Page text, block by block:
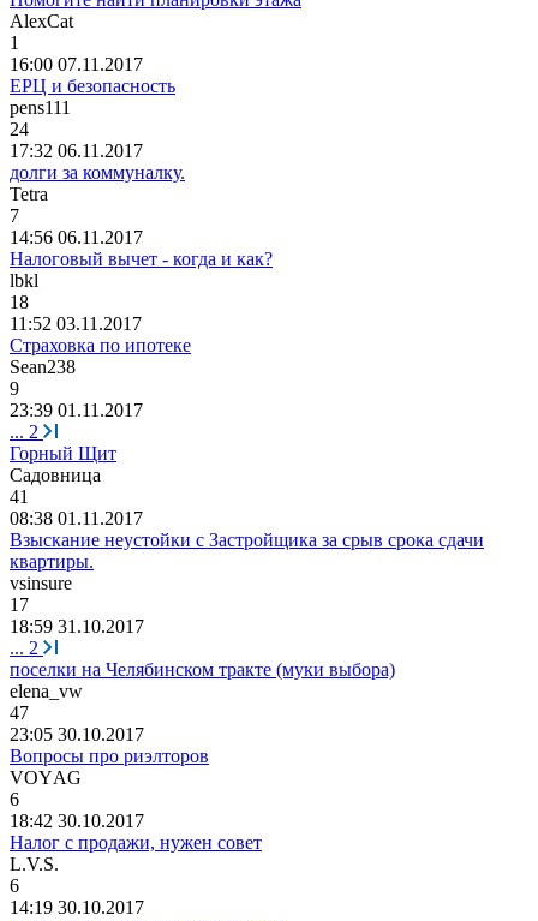
AlexCat
1
16:00 07.11.2017
ЕРЦ и безопасность
pens111
24
17:32 06.11.2017
долги за коммуналку.
Tetra
7
14:56 06.11.2017
Налоговый вычет - когда и как?
lbkl
18
11:52 03.11.2017
Страховка по ипотеке
Sean238
9
23:39 01.11.2017
... 2
Горный Щит
Садовница
41
08:38 01.11.2017
Взыскание неустойки с Застройщика за срыв срока сдачи
квартиры.
vsinsure
17
18:59 31.10.2017
... 2
поселки на Челябинском тракте (муки выбора)
elena_vw
47
23:05 30.10.2017
Вопросы про риэлторов
VОYАG
6
18:42 30.10.2017
Налог с продажи, нужен совет
L.V.S.
6
14:19 30.10.2017